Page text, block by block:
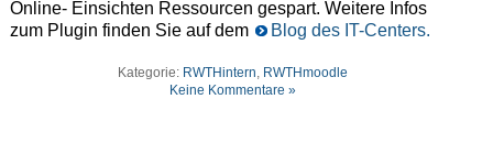
Online- Einsichten Ressourcen gespart. Weitere Infos
zum Plugin finden Sie auf dem
Blog des IT-Centers.
Kategorie: RWTHintern, RWTHmoodle
Keine Kommentare »